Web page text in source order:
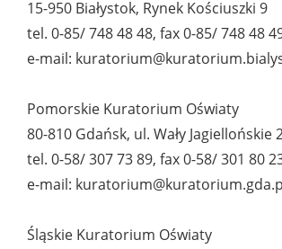
15-950 Białystok, Rynek Kościuszki 9
tel. 0-85/ 748 48 48, fax 0-85/ 748 48
e-mail:
Pomorskie Kuratorium Oświaty
80-810 Gdańsk, ul. Wały Jagiellońskie
tel. 0-58/ 307 73 89, fax 0-58/ 301 80
e-mail:
Śląskie Kuratorium Oświaty